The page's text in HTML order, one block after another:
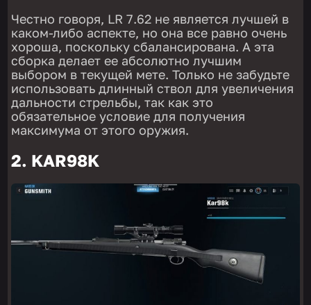
Честно говоря, LR 7.62 не является лучшей в
каком-либо аспекте, но она все равно очень
хороша, поскольку сбалансирована. А эта
сборка делает ее абсолютно лучшим
выбором в текущей мете. Только не забудьте
использовать длинный ствол для увеличения
дальности стрельбы, так как это
обязательное условие для получения
максимума от этого оружия.
2. KAR98K